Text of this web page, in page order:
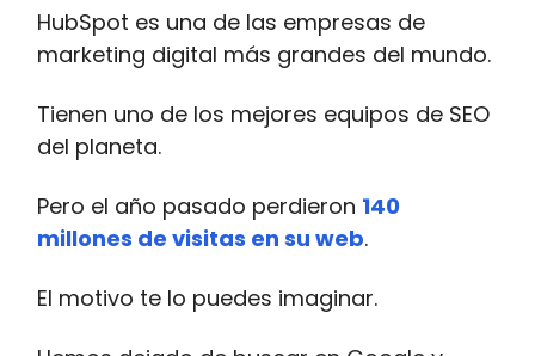
HubSpot es una de las empresas de
marketing digital más grandes del mundo.
Tienen uno de los mejores equipos de SEO
del planeta.
Pero el año pasado perdieron 140
millones de visitas en su web.
El motivo te lo puedes imaginar.